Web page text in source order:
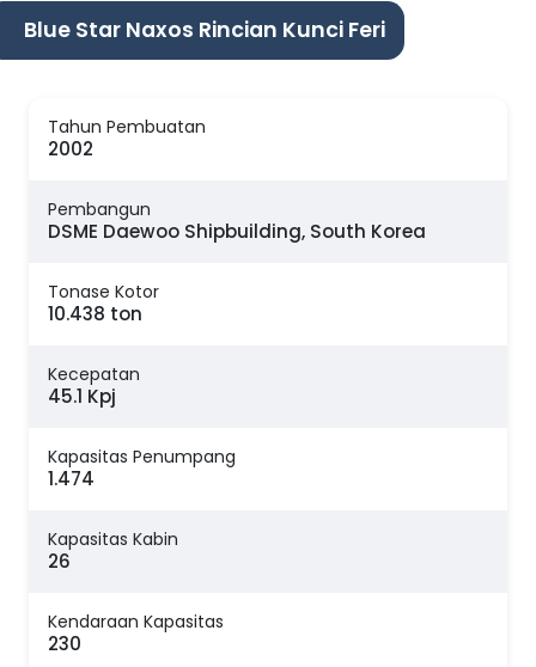
Blue Star Naxos Rincian Kunci Feri
Tahun Pembuatan
2002
Pembangun
DSME Daewoo Shipbuilding, South Korea
Tonase Kotor
10.438 ton
Kecepatan
45.1 Kpj
Kapasitas Penumpang
1.474
Kapasitas Kabin
26
Kendaraan Kapasitas
230